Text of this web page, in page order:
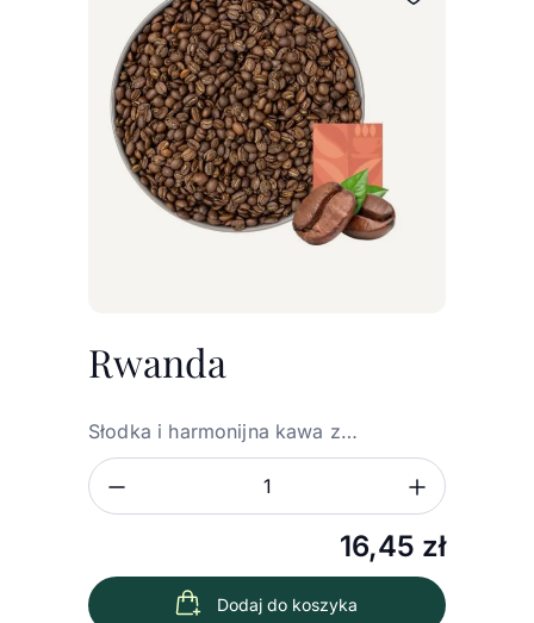
Rwanda
Słodka i harmonijna kawa z…
16,45 zł
Zmniejsz ilość
Dodaj do koszyka